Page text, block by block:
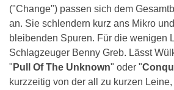
("Change") passen sich dem
an. Sie schlendern kurz ans Mikro
bleibenden Spuren. Für die wenigen
Schlagzeuger Benny Greb. Lässt
" Pull Of The Unknown" oder "
kurzzeitig von der all zu kurzen